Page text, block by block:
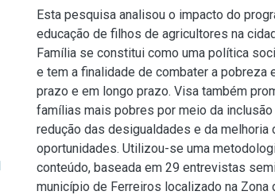
Esta pesquisa analisou o impacto do
educação de filhos de agricultores na
Família se constitui como uma política
e tem a finalidade de combater a pobreza
prazo e em longo prazo. Visa também
famílias mais pobres por meio da
redução das desigualdades e da melhoria
oportunidades. Utilizou-se uma
conteúdo, baseada em 29 entrevistas
município de Ferreiros localizado na Zona